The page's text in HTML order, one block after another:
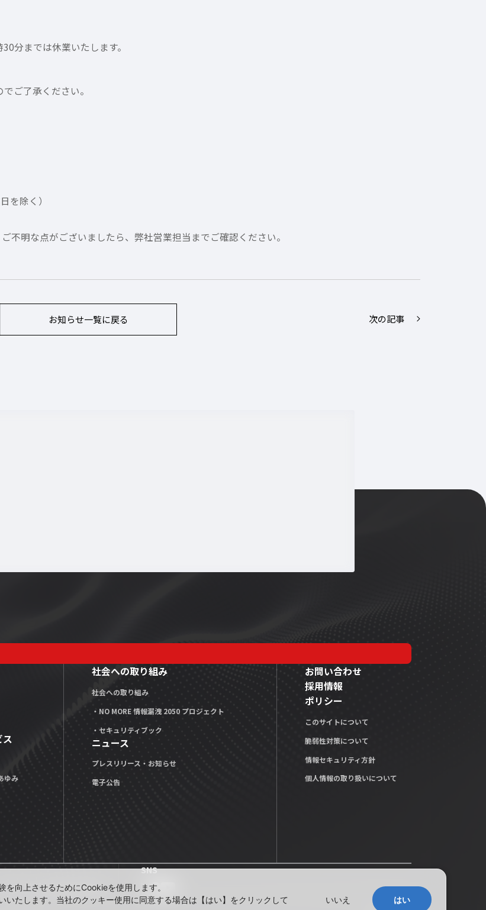
分までは休業いたします。
ご了承ください。
を除く）
不明な点がございましたら、弊社営業担当までご確認ください。
お知らせ一覧に戻る 次の記事
ス
ゆみ
社会への取り組み
社会への取り組み
・NO MORE 情報漏洩 2050 プロジェクト
・セキュリティブック
ニュース
プレスリリース・お知らせ
電子公告
お問い合わせ
採用情報
ポリシー
このサイトについて
脆弱性対策について
情報セキュリティ方針
個人情報の取り扱いについて
術ブログ「MOTEX TECH BLOG」
SNS
向上させるためにCookieを使用します。
いたします。当社のクッキー使用に同意する場合は【はい】をクリックして
いいえ はい